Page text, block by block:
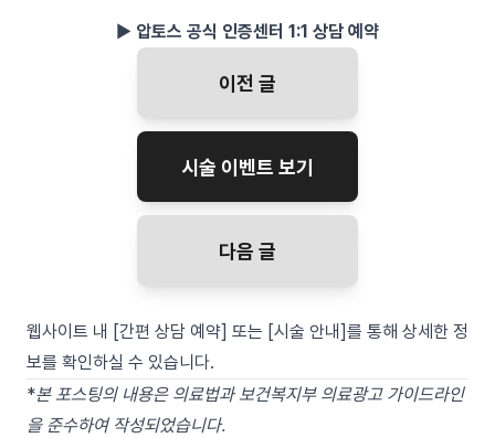
▶ 압토스 공식 인증센터 1:1 상담 예약
이전 글
시술 이벤트 보기
다음 글
웹사이트 내 [간편 상담 예약] 또는 [시술 안내]를 통해 상세한 정
보를 확인하실 수 있습니다.
*본 포스팅의 내용은 의료법과 보건복지부 의료광고 가이드라인
을 준수하여 작성되었습니다.